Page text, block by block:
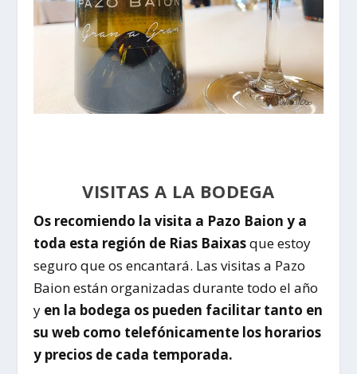
VISITAS A LA BODEGA
Os recomiendo la visita a Pazo Baion y a
toda esta región de Rias Baixasque estoy
seguro que os encantará. Las visitas a Pazo
Baion están organizadas durante todo el año
y en la bodega os pueden facilitar tanto en
su web como telefónicamente los horarios
y precios de cada temporada.